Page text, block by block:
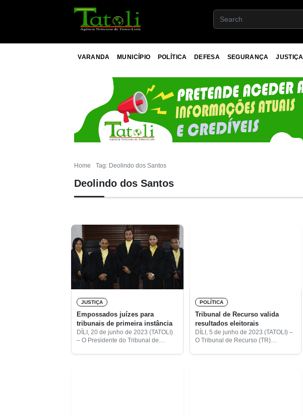
VARANDA MUNICÍPIO POLÍTICA DEFESA SEGURANÇA JUSTIÇA
Home Tag: Deolindo dos Santos
Deolindo dos Santos
JUSTIÇA
Empossados juízes para
tribunais de primeira instância
DÍLI, 20 de junho de 2023 (TATOLI)
– O Presidente do Tribunal de
POLÍTICA
Tribunal de Recurso valida
resultados eleitorais
DÍLI, 5 de junho de 2023 (TATOLI) –
O Tribunal de Recurso (TR)